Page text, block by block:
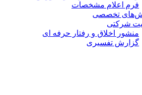
فرم اعلام مشخصات
تخصصی
شرکتی
منشور اخلاق و رفتار حرفه­ ای
گزارش تفسیری